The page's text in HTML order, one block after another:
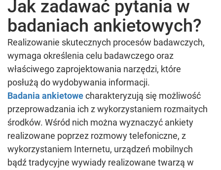
Jak zadawać pytania w
badaniach ankietowych?
Realizowanie skutecznych procesów badawczych,
wymaga określenia celu badawczego oraz
właściwego zaprojektowania narzędzi, które
posłużą do wydobywania informacji.
Badania ankietowecharakteryzują się możliwość
przeprowadzania ich z wykorzystaniem rozmaitych
środków. Wśród nich można wyznaczyć ankiety
realizowane poprzez rozmowy telefoniczne, z
wykorzystaniem Internetu, urządzeń mobilnych
bądź tradycyjne wywiady realizowane twarzą w